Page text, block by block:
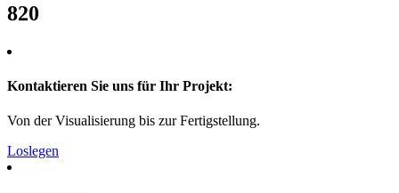
820
Kontaktieren Sie uns für Ihr Projekt:
Von der Visualisierung bis zur Fertigstellung.
Loslegen